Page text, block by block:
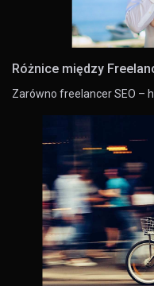
Różnice między
Zarówno freelancer SEO –